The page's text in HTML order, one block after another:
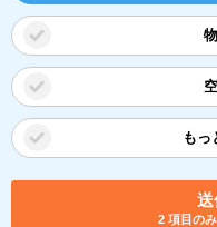
もっ
送
2 項目の